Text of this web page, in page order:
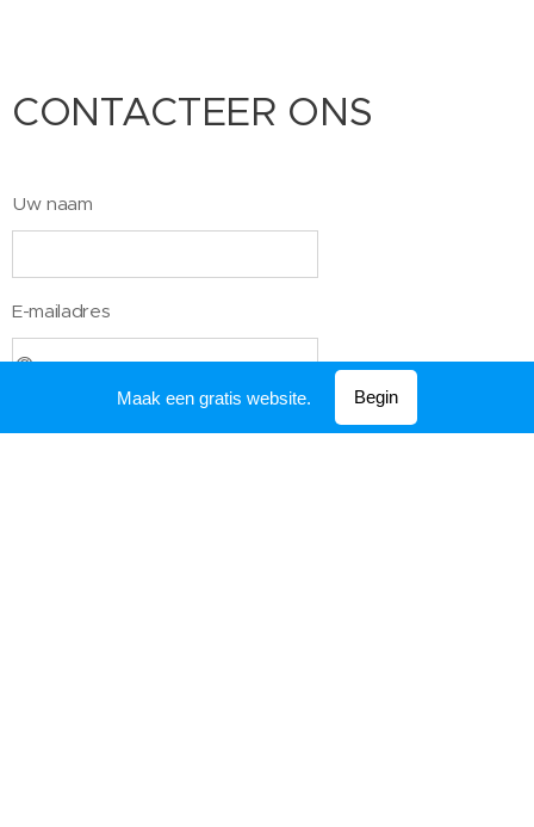
CONTACTEER ONS
Uw naam
E-mailadres
Maak een gratis website. Begin